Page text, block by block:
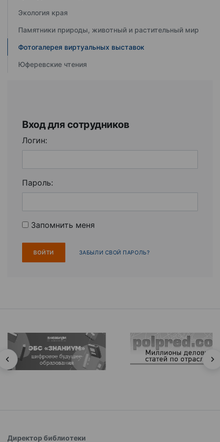
Экология края
Памятники природы, животный и растительный мир
Фотогалерея виртуальных выставок
Юферевские чтения
Вход для сотрудников
Логин:
Пароль:
Запомнить меня
ЗАБЫЛИ СВОЙ ПАРОЛЬ?
Директор библиотеки